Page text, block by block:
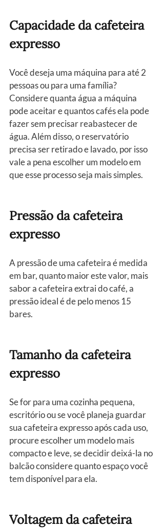
Capacidade da cafeteira
expresso
Você deseja uma máquina para até 2
pessoas ou para uma família?
Considere quanta água a máquina
pode aceitar e quantos cafés ela pode
fazer sem precisar reabastecer de
água. Além disso, o reservatório
precisa ser retirado e lavado, por isso
vale a pena escolher um modelo em
que esse processo seja mais simples.
Pressão da cafeteira
expresso
A pressão de uma cafeteira é medida
em bar, quanto maior este valor, mais
sabor a cafeteira extrai do café, a
pressão ideal é de pelo menos 15
bares.
Tamanho da cafeteira
expresso
Se for para uma cozinha pequena,
escritório ou se você planeja guardar
sua cafeteira expresso após cada uso,
procure escolher um modelo mais
compacto e leve, se decidir deixá-la no
balcão considere quanto espaço você
tem disponível para ela.
Voltagem da cafeteira